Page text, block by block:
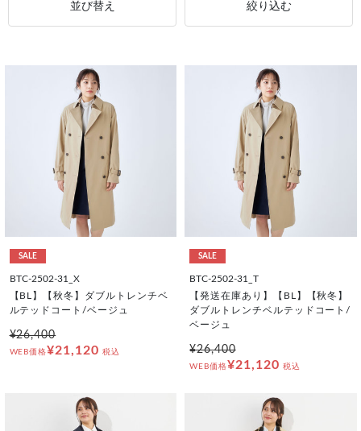
並び替え 絞り込む
SALE
BTC-2502-31_X
【BL】【秋冬】ダブルトレンチベ
ルテッドコート/ベージュ
¥26,400
WEB価格¥21,120 税込
SALE
BTC-2502-31_T
【発送在庫あり】【BL】【秋冬】
ダブルトレンチベルテッドコート/
ベージュ
¥26,400
WEB価格¥21,120 税込